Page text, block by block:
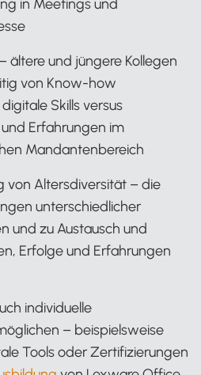
in Meetings und
ältere und jüngere Kollegen
von Know-how
Skills versus
Erfahrungen im
Mandantenbereich
von Altersdiversität – die
unterschiedlicher
und zu Austausch und
Erfolge und Erfahrungen
individuelle
– beispielsweise
Tools oder Zertifizierungen